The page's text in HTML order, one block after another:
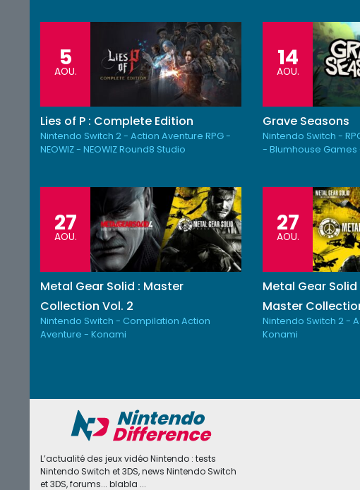
5
AOU.
Lies of P : Complete Edition
Nintendo Switch 2 - Action Aventure RPG -
NEOWIZ - NEOWIZ Round8 Studio
14
AOU.
Grave Seasons
Nintendo Switch -
- Blumhouse
27
AOU.
Metal Gear Solid : Master
Collection Vol. 2
Nintendo Switch - Compilation Action
Aventure - Konami
27
AOU.
Metal Gear
Master
Nintendo Switch 2 -
Konami
L’actualité des jeux vidéo Nintendo : tests
Nintendo Switch et 3DS, news Nintendo Switch
et 3DS, forums... blabla ...